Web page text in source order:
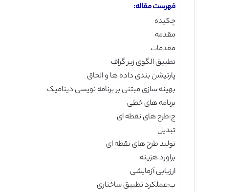
فهرست مقاله:
چکیده
مقدمه
مقدمات
تطبیق الگوی زیر گراف
پارتیشن بندی داده ها و الحاق
بهینه سازی مبتنی بر برنامه نویسی دینامیک
برنامه های خطی
ج:طرح های نقطه ای
تبدیل
تولید طرح های نقطه ای
براورد هزینه
ارزیابی آزمایشی
ب:عملکرد تطبیق ساختاری